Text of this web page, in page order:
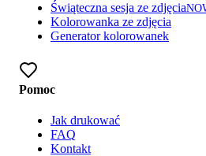
Świąteczna sesja ze zdjęcia
Kolorowanka ze zdjęcia
Generator kolorowanek
Pomoc
Jak drukować
FAQ
Kontakt